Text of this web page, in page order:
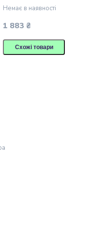
Немає в наявності
1 883 ₴
Схожі товари